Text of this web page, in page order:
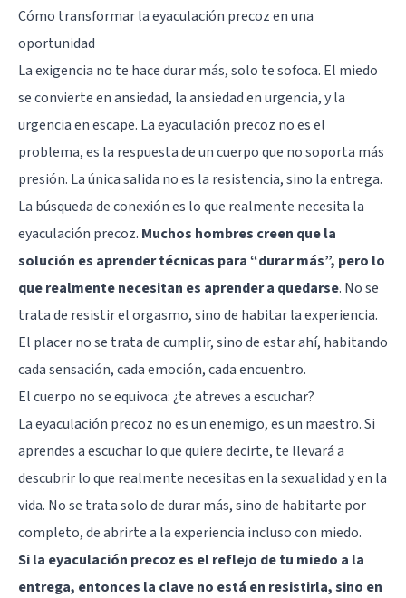
Cómo transformar la eyaculación precoz en una
oportunidad
La exigencia no te hace durar más, solo te sofoca. El miedo
se convierte en ansiedad, la ansiedad en urgencia, y la
urgencia en escape. La eyaculación precoz no es el
problema, es la respuesta de un cuerpo que no soporta más
presión. La única salida no es la resistencia, sino la entrega.
La búsqueda de conexión es lo que realmente necesita la
eyaculación precoz. Muchos hombres creen que la
solución es aprender técnicas para “durar más”, pero lo
que realmente necesitan es aprender a quedarse. No se
trata de resistir el orgasmo, sino de habitar la experiencia.
El placer no se trata de cumplir, sino de estar ahí, habitando
cada sensación, cada emoción, cada encuentro.
El cuerpo no se equivoca: ¿te atreves a escuchar?
La eyaculación precoz no es un enemigo, es un maestro. Si
aprendes a escuchar lo que quiere decirte, te llevará a
descubrir lo que realmente necesitas en la sexualidad y en la
vida. No se trata solo de durar más, sino de habitarte por
completo, de abrirte a la experiencia incluso con miedo.
Si la eyaculación precoz es el reflejo de tu miedo a la
entrega, entonces la clave no está en resistirla, sino en